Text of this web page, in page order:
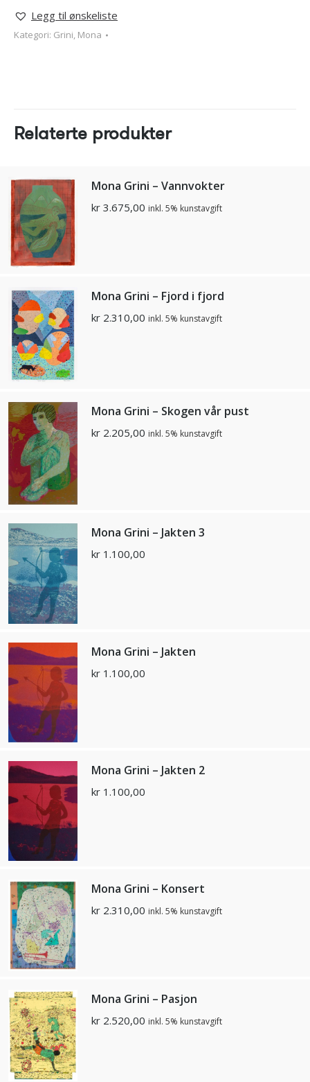
Legg til ønskeliste
Kategori: Grini, Mona
Relaterte produkter
Mona Grini – Vannvokter
kr 3.675,00 inkl. 5% kunstavgift
Mona Grini – Fjord i fjord
kr 2.310,00 inkl. 5% kunstavgift
Mona Grini – Skogen vår pust
kr 2.205,00 inkl. 5% kunstavgift
Mona Grini – Jakten 3
kr 1.100,00
Mona Grini – Jakten
kr 1.100,00
Mona Grini – Jakten 2
kr 1.100,00
Mona Grini – Konsert
kr 2.310,00 inkl. 5% kunstavgift
Mona Grini – Pasjon
kr 2.520,00 inkl. 5% kunstavgift